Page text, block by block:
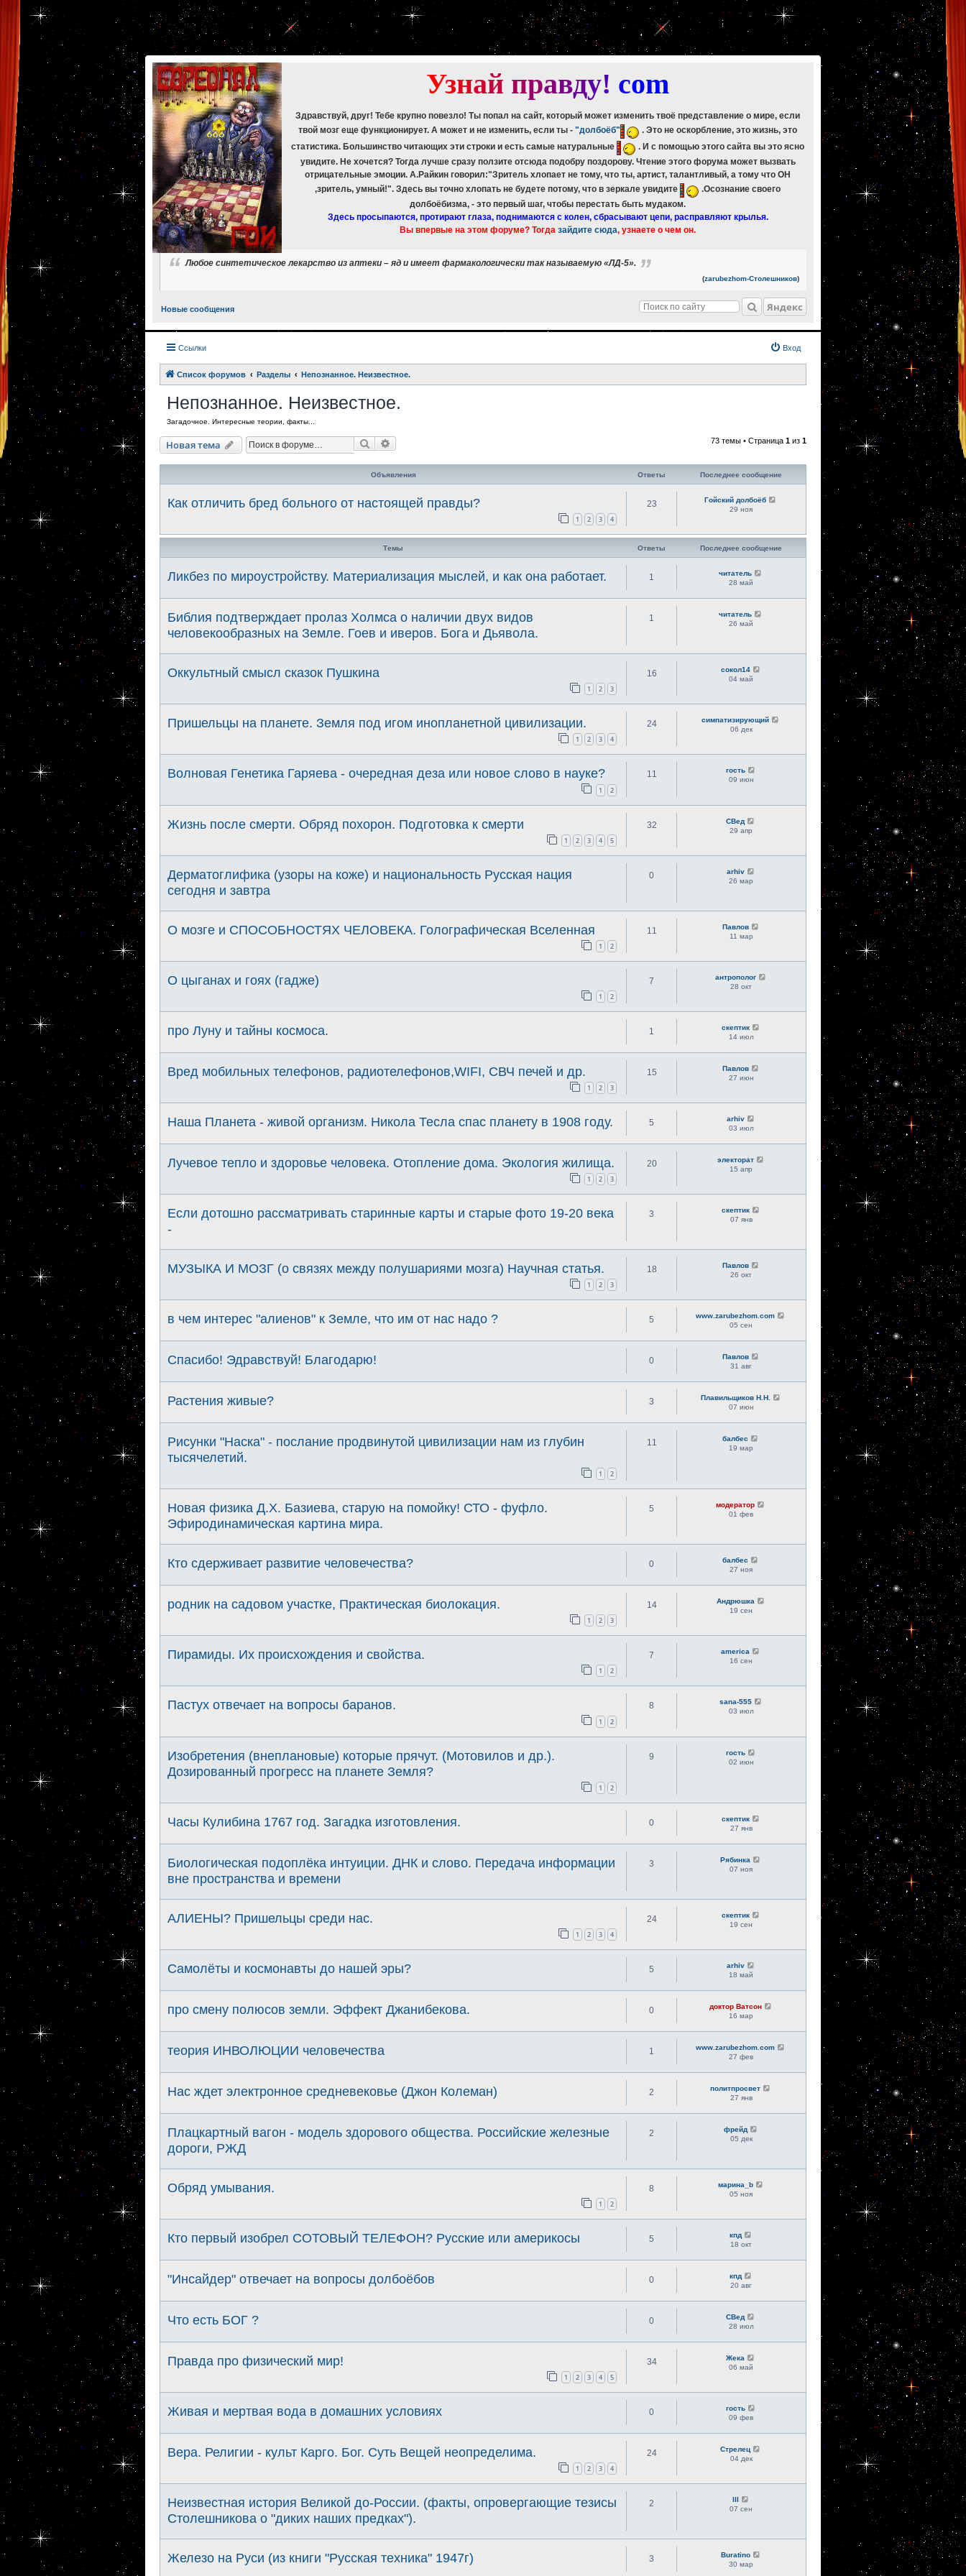
[phpBB Debug] PHP Warning : in file [ROOT]/phpbb/db/driver/mysqli.php
mysqli_fetch_assoc(): Couldn't fetch mysqli_result
[phpBB Debug] PHP Warning
[ROOT]/phpbb/db/driver/mysqli.php
mysqli_free_result(): Couldn't fetch mysqli_result
[phpBB Debug] PHP Warning
: in file [ROOT]/phpbb/db/driver/mysqli.php 265 :mysqli_fetch_assoc(): Couldn't fetch mysqli_result
[phpBB Debug] PHP Warning
: in file [ROOT]/phpbb/db/driver/mysqli.php on line 329 :mysqli_free_result(): Couldn't fetch mysqli_result
[phpBB Debug] PHP Warning
[ROOT]/phpbb/db/driver/mysqli.php on line 265 : mysqli_fetch_assoc(): Couldn't fetch mysqli_result
[phpBB Debug] PHP Warning
[ROOT]/phpbb/db/driver/mysqli.php on line mysqli_free_result(): Couldn't fetch mysqli_result
Узнай правду! com
Здравствуй, друг! Тебе крупно повезло! Ты попал на сайт, который может изменить твоё представление о мире, если
твой мозг еще функционирует. А может и не изменить, если ты - "долбоёб"
. Это не оскорбление, это жизнь, это
статистика. Большинство читающих эти строки и есть самые натуральные
. И с помощью этого сайта вы это ясно
увидите. Не хочется? Тогда лучше сразу ползите отсюда подобру поздорову. Чтение этого форума может вызвать
отрицательные эмоции. А.Райкин говорил:"Зритель хлопает не тому, что ты, артист, талантливый, а тому что ОН
,зритель, умный!". Здесь вы точно хлопать не будете потому, что в зеркале увидите
.Осознание своего
долбоёбизма, - это первый шаг, чтобы перестать быть мудаком.
Здесь просыпаются, протирают глаза, поднимаются с колен, сбрасывают цепи, расправляют крылья.
Вы впервые на этом форуме? Тогда зайдите сюда, узнаете о чем он.
Любое синтетическое лекарство из аптеки – яд и имеет фармакологически так называемую «ЛД-5».
(zarubezhom-Столешников)
Новые сообщения Яндекс
Ссылки Вход
Список форумов Разделы Непознанное. Неизвестное.
Непознанное. Неизвестное.
Загадочное. Интересные теории, факты...
Новая тема Поиск 73 темы • Страница 1 из 1
Объявления Ответы Последнее сообщение
Как отличить бред больного от настоящей правды?
1 2 3 4
23
Гойский долбоёб
29 ноя
Темы Ответы Последнее сообщение
Ликбез по мироустройству. Материализация мыслей, и как она работает. 1
читатель
28 май
Библия подтверждает пролаз Холмса о наличии двух видов
человекообразных на Земле. Гоев и иверов. Бога и Дьявола.
1
читатель
26 май
Оккультный смысл сказок Пушкина
1 2 3
16
сокол14
04 май
Пришельцы на планете. Земля под игом инопланетной цивилизации.
1 2 3 4
24
симпатизирующий
06 дек
Волновая Генетика Гаряева - очередная деза или новое слово в науке?
1 2
11
гость
09 июн
Жизнь после смерти. Обряд похорон. Подготовка к смерти
1 2 3 4 5
32
СВед
29 апр
Дерматоглифика (узоры на коже) и национальность Русская нация
сегодня и завтра
0
arhiv
26 мар
О мозге и СПОСОБНОСТЯХ ЧЕЛОВЕКА. Голографическая Вселенная
1 2
11
Павлов
11 мар
О цыганах и гоях (гадже)
1 2
7
антрополог
28 окт
про Луну и тайны космоса. 1
скептик
14 июл
Вред мобильных телефонов, радиотелефонов,WIFI, СВЧ печей и др.
1 2 3
15
Павлов
27 июн
Наша Планета - живой организм. Никола Тесла спас планету в 1908 году. 5
arhiv
03 июл
Лучевое тепло и здоровье человека. Отопление дома. Экология жилища.
1 2 3
20
электорат
15 апр
Если дотошно рассматривать старинные карты и старые фото 19-20 века
-
3
скептик
07 янв
МУЗЫКА И МОЗГ (о связях между полушариями мозга) Научная статья.
1 2 3
18
Павлов
26 окт
в чем интерес "алиенов" к Земле, что им от нас надо ? 5
www.zarubezhom.com
05 сен
Спасибо! Эдравствуй! Благодарю! 0
Павлов
31 авг
Растения живые? 3
Плавильщиков Н.Н.
07 июн
Рисунки "Наска" - послание продвинутой цивилизации нам из глубин
тысячелетий.
1 2
11
балбес
19 мар
Новая физика Д.Х. Базиева, старую на помойку! СТО - фуфло.
Эфиродинамическая картина мира.
5
модератор
01 фев
Кто сдерживает развитие человечества? 0
балбес
27 ноя
родник на садовом участке, Практическая биолокация.
1 2 3
14
Андрюшка
19 сен
Пирамиды. Их происхождения и свойства.
1 2
7
america
16 сен
Пастух отвечает на вопросы баранов.
1 2
8
sana-555
03 июл
Изобретения (внеплановые) которые прячут. (Мотовилов и др.).
Дозированный прогресс на планете Земля?
1 2
9
гость
02 июн
Часы Кулибина 1767 год. Загадка изготовления. 0
скептик
27 янв
Биологическая подоплёка интуиции. ДНК и слово. Передача информации
вне пространства и времени
3
Рябинка
07 ноя
АЛИЕНЫ? Пришельцы среди нас.
1 2 3 4
24
скептик
19 сен
Самолёты и космонавты до нашей эры? 5
arhiv
18 май
про смену полюсов земли. Эффект Джанибекова. 0
доктор Ватсон
16 мар
теория ИНВОЛЮЦИИ человечества 1
www.zarubezhom.com
27 фев
Нас ждет электронное средневековье (Джон Колеман) 2
политпросвет
27 янв
Плацкартный вагон - модель здорового общества. Российские железные
дороги, РЖД
2
фрейд
05 дек
Обряд умывания.
1 2
8
марина_b
05 ноя
Кто первый изобрел СОТОВЫЙ ТЕЛЕФОН? Русские или америкосы 5
кпд
18 окт
"Инсайдер" отвечает на вопросы долбоёбов 0
кпд
20 авг
Что есть БОГ ? 0
СВед
28 июл
Правда про физический мир!
1 2 3 4 5
34
Жека
06 май
Живая и мертвая вода в домашних условиях 0
гость
09 фев
Вера. Религии - культ Карго. Бог. Суть Вещей неопределима.
1 2 3 4
24
Стрелец
04 дек
Неизвестная история Великой до-России. (факты, опровергающие тезисы
Столешникова о "диких наших предках").
2
III
07 сен
Железо на Руси (из книги "Русская техника" 1947г) 3
Buratino
30 мар